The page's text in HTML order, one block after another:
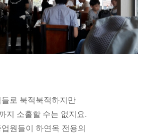
들로 북적북적하지만
지 소홀할 수는 없지요.
업원들이 하연옥 전용의